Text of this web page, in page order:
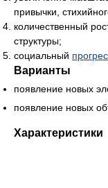
привычки,
количественный
структуры;
социальный
Варианты
появление новых
появление новых
Характеристики